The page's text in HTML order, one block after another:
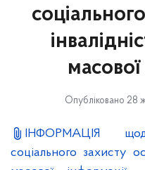
Опубліковано 28
ІНФОРМАЦІЯ
соціального захисту